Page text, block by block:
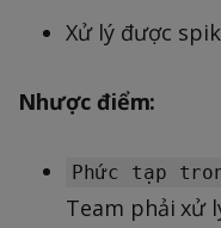
Xử lý được
Nhược điểm:
Phức tạp
Team phải xử